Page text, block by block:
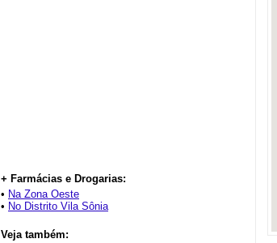
+ Farmácias e Drogarias:
• Na Zona Oeste
• No Distrito Vila Sônia
Veja também: